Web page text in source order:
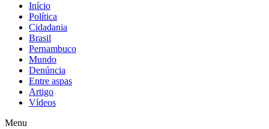
Início
Política
Cidadania
Brasil
Pernambuco
Mundo
Denúncia
Entre aspas
Artigo
Vídeos
Menu